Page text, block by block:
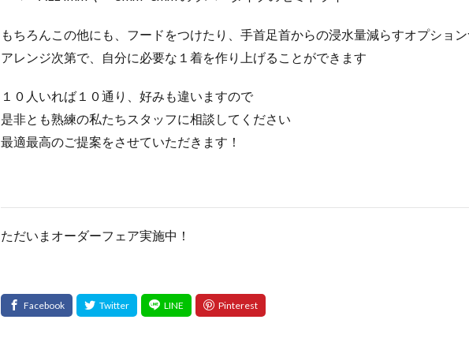
もちろんこの他にも、フードをつけたり、手首足首からの浸水量減らすオプション
アレンジ次第で、自分に必要な１着を作り上げることができます
１０人いれば１０通り、好みも違いますので
是非とも熟練の私たちスタッフに相談してください
最適最高のご提案をさせていただきます！
ただいまオーダーフェア実施中！